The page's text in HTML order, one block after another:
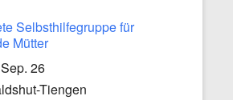
Selbsthilfegruppe für
Mütter
26
Tiengen